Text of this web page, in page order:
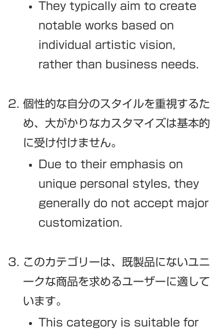
They typically aim to create
notable works based on
individual artistic vision,
rather than business needs.
個性的な自分のスタイルを重視するた
め、大がかりなカスタマイズは基本的
に受け付けません。
Due to their emphasis on
unique personal styles, they
generally do not accept major
customization.
このカテゴリーは、既製品にないユニ
ークな商品を求めるユーザーに適して
います。
This category is suitable for